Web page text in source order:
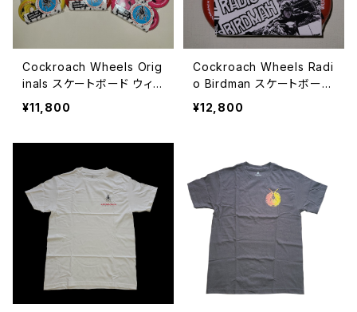
Cockroach Wheels Orig
inals スケートボード ウィ
ール
¥11,800
Cockroach Wheels Radi
o Birdman スケートボード
ウィール
¥12,800